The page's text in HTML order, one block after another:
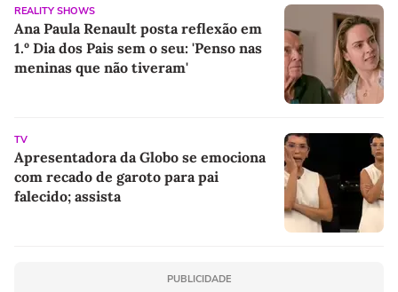
REALITY SHOWS
Ana Paula Renault posta reflexão em
1.º Dia dos Pais sem o seu: 'Penso nas
meninas que não tiveram'
TV
Apresentadora da Globo se emociona
com recado de garoto para pai
falecido; assista
PUBLICIDADE